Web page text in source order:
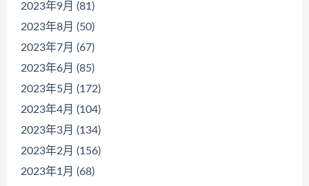
2023年9月 (81)
2023年8月 (50)
2023年7月 (67)
2023年6月 (85)
2023年5月 (172)
2023年4月 (104)
2023年3月 (134)
2023年2月 (156)
2023年1月 (68)